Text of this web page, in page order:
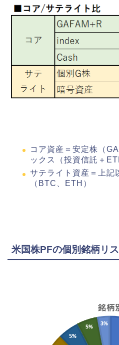
コア資産＝安定株（
ックス（投資信託＋
サテライト資産＝上記
（BTC、ETH）
米国株PFの個別銘柄リ